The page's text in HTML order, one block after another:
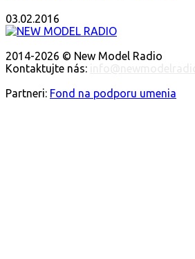
03.02.2016
2014-2026 © New Model Radio
Kontaktujte nás:
Partneri: Fond na podporu umenia